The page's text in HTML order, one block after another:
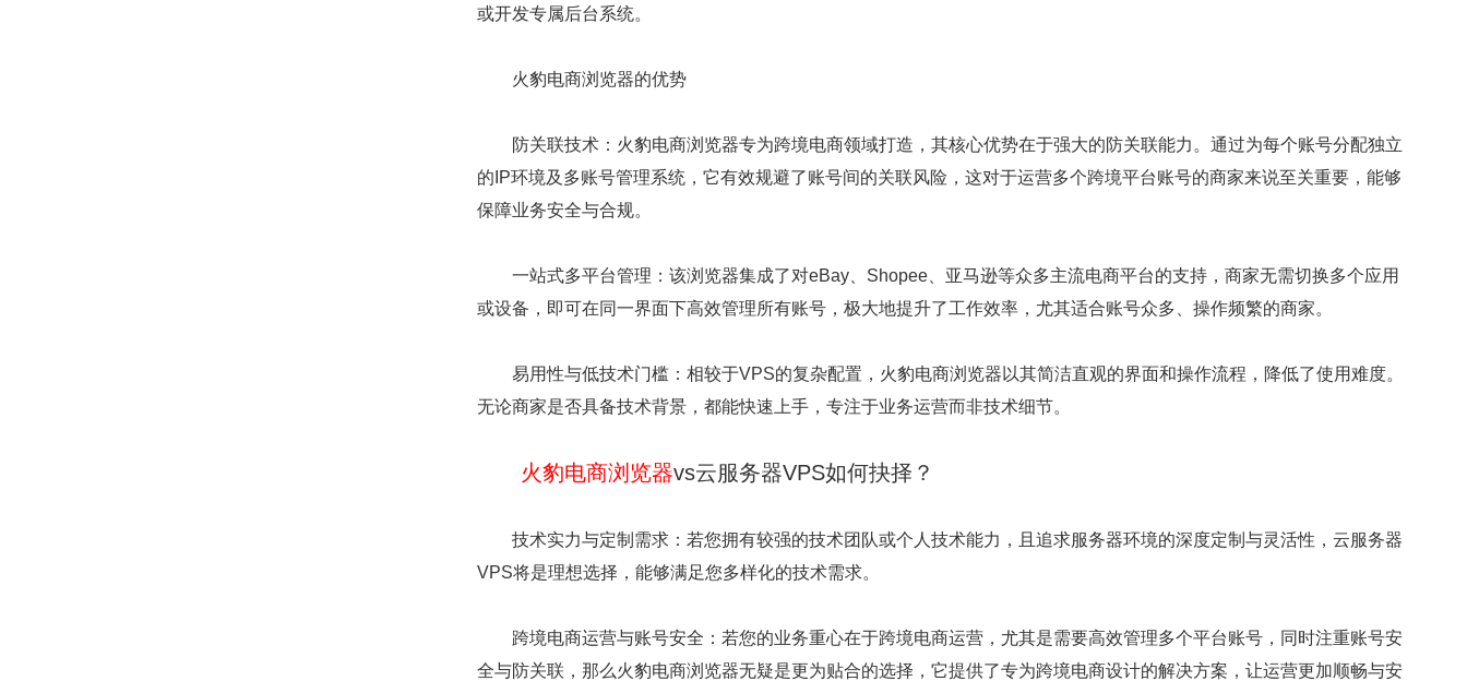
或开发专属后台系统。
火豹电商浏览器的优势
防关联技术：火豹电商浏览器专为跨境电商领域打造，其核心优势在于强大的防关联能力。通过为每个账号分配独立
的IP环境及多账号管理系统，它有效规避了账号间的关联风险，这对于运营多个跨境平台账号的商家来说至关重要，能够
保障业务安全与合规。
一站式多平台管理：该浏览器集成了对eBay、Shopee、亚马逊等众多主流电商平台的支持，商家无需切换多个应用
或设备，即可在同一界面下高效管理所有账号，极大地提升了工作效率，尤其适合账号众多、操作频繁的商家。
易用性与低技术门槛：相较于VPS的复杂配置，火豹电商浏览器以其简洁直观的界面和操作流程，降低了使用难度。
无论商家是否具备技术背景，都能快速上手，专注于业务运营而非技术细节。
火豹电商浏览器vs云服务器VPS如何抉择？
技术实力与定制需求：若您拥有较强的技术团队或个人技术能力，且追求服务器环境的深度定制与灵活性，云服务器
VPS将是理想选择，能够满足您多样化的技术需求。
跨境电商运营与账号安全：若您的业务重心在于跨境电商运营，尤其是需要高效管理多个平台账号，同时注重账号安
全与防关联，那么火豹电商浏览器无疑是更为贴合的选择，它提供了专为跨境电商设计的解决方案，让运营更加顺畅与安